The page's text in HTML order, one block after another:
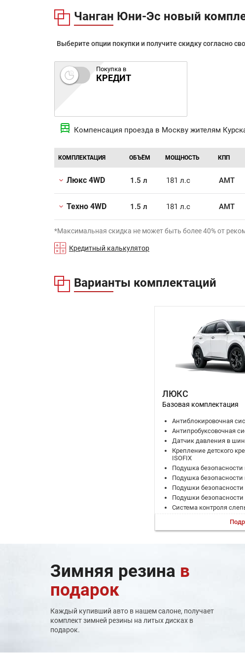
Чанган Юни-Эс новый
Выберите опции покупки и получите скидку согласно
Покупка в
КРЕДИТ
Компенсация проезда в Москву жителям
КОМПЛЕКТАЦИЯ ОБЪЁМ МОЩНОСТЬ КПП
Люкс 4WD 1.5 л 181 л.с AMT
Техно 4WD 1.5 л 181 л.с AMT
*Максимальная скидка не может быть более 40% от
Кредитный калькулятор
Варианты комплектаций
ЛЮКС
Базовая комплектация
Антиблокировочная
Антипробуксовочная
Датчик давления в
Крепление детского
ISOFIX
Подушка безопасности
Подушка
Подушки
Подушки
Система контроля
Система помощи при
Система помощи при
Система
Система
Система стабилизации
Активный усилитель
Дистанционный запуск
Зимняя резина в
подарок
Каждый купивший авто в нашем салоне, получает
комплект зимней резины на литых дисках в
подарок.